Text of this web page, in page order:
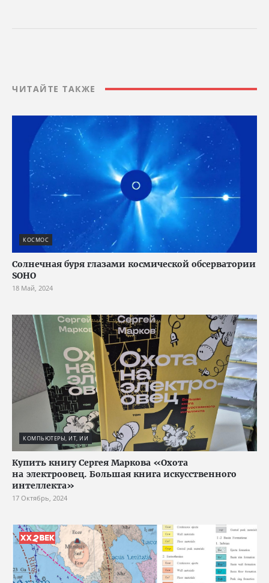
ЧИТАЙТЕ ТАКЖЕ
КОСМОС
Солнечная буря глазами космической обсерватории
SOHO
18 Май, 2024
КОМПЬЮТЕРЫ, ИТ, ИИ
Купить книгу Сергея Маркова «Охота
на электроовец. Большая книга искусственного
интеллекта»
17 Октябрь, 2024